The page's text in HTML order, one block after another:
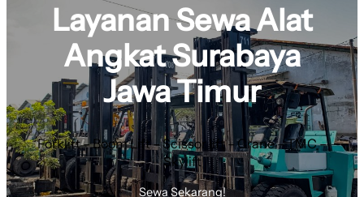
Layanan Sewa Alat
Angkat Surabaya
Jawa Timur
Forklift – Boom Lift – Scissor lift – Crane – TMC –
Skylift
Sewa Sekarang!